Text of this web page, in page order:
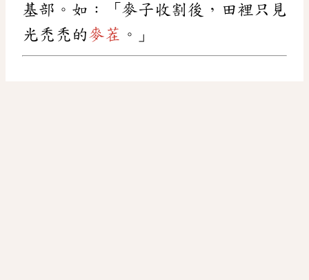
基部。如：「麥子收割後，田裡只見
光禿禿的麥茬 。」